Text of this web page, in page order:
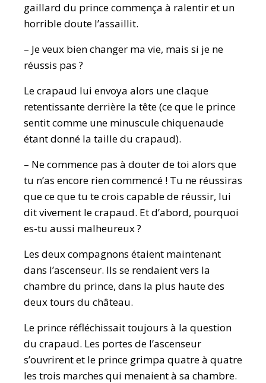
gaillard du prince commença à ralentir et un
horrible doute l’assaillit.
– Je veux bien changer ma vie, mais si je ne
réussis pas ?
Le crapaud lui envoya alors une claque
retentissante derrière la tête (ce que le prince
sentit comme une minuscule chiquenaude
étant donné la taille du crapaud).
– Ne commence pas à douter de toi alors que
tu n’as encore rien commencé ! Tu ne réussiras
que ce que tu te crois capable de réussir, lui
dit vivement le crapaud. Et d’abord, pourquoi
es-tu aussi malheureux ?
Les deux compagnons étaient maintenant
dans l’ascenseur. Ils se rendaient vers la
chambre du prince, dans la plus haute des
deux tours du château.
Le prince réfléchissait toujours à la question
du crapaud. Les portes de l’ascenseur
s’ouvrirent et le prince grimpa quatre à quatre
les trois marches qui menaient à sa chambre.